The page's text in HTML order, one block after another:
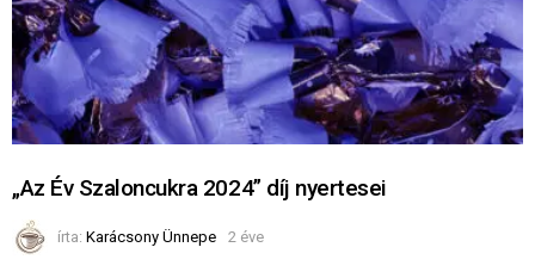
„Az Év Szaloncukra 2024” díj nyertesei
írta: Karácsony Ünnepe 2 éve